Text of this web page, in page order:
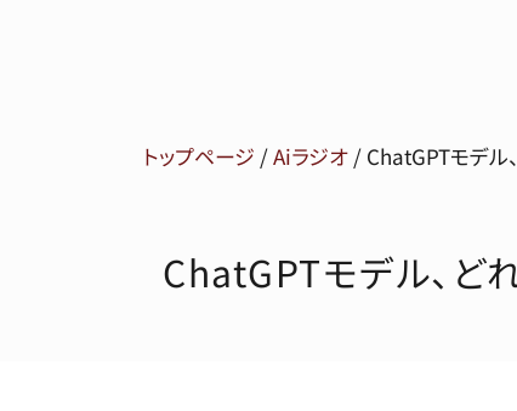
トップページ /Aiラジオ / ChatGPTモデ
ChatGPTモデル、